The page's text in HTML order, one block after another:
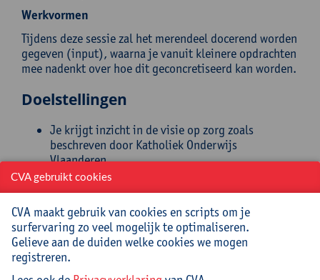
Werkvormen
Tijdens deze sessie zal het merendeel docerend worden
gegeven (input), waarna je vanuit kleinere opdrachten
mee nadenkt over hoe dit geconcretiseerd kan worden.
Doelstellingen
Je krijgt inzicht in de visie op zorg zoals
beschreven door Katholiek Onderwijs
Vlaanderen.
Je leert de begrippen ‘continuïteit van zorg’,
‘handelingsgericht werken’ en ‘verbindend
schoolklimaat’ kennen.
Je maakt kennis met het vademecum ‘zorgbreed
en kansenrijk onderwijs’.
Je bent in staat de theoretische kennis om te
zetten in concrete acties en/of werkpunten voor
CVA gebruikt cookies
CVA maakt gebruik van cookies en scripts om je
surfervaring zo veel mogelijk te optimaliseren.
Gelieve aan de duiden welke cookies we mogen
registreren.